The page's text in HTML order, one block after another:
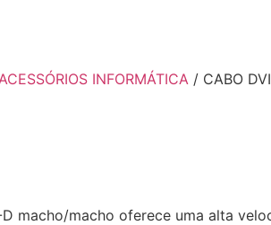
INFORMÁTICA / CABO
D macho/macho oferece uma alta